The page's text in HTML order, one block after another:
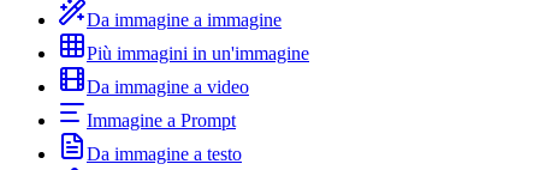
Da immagine a immagine
Più immagini in un'immagine
Da immagine a video
Immagine a Prompt
Da immagine a testo